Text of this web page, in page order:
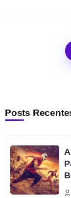
Posts